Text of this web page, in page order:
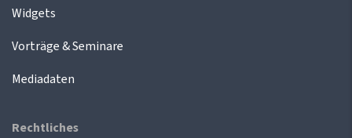
Widgets
Vorträge & Seminare
Mediadaten
Rechtliches